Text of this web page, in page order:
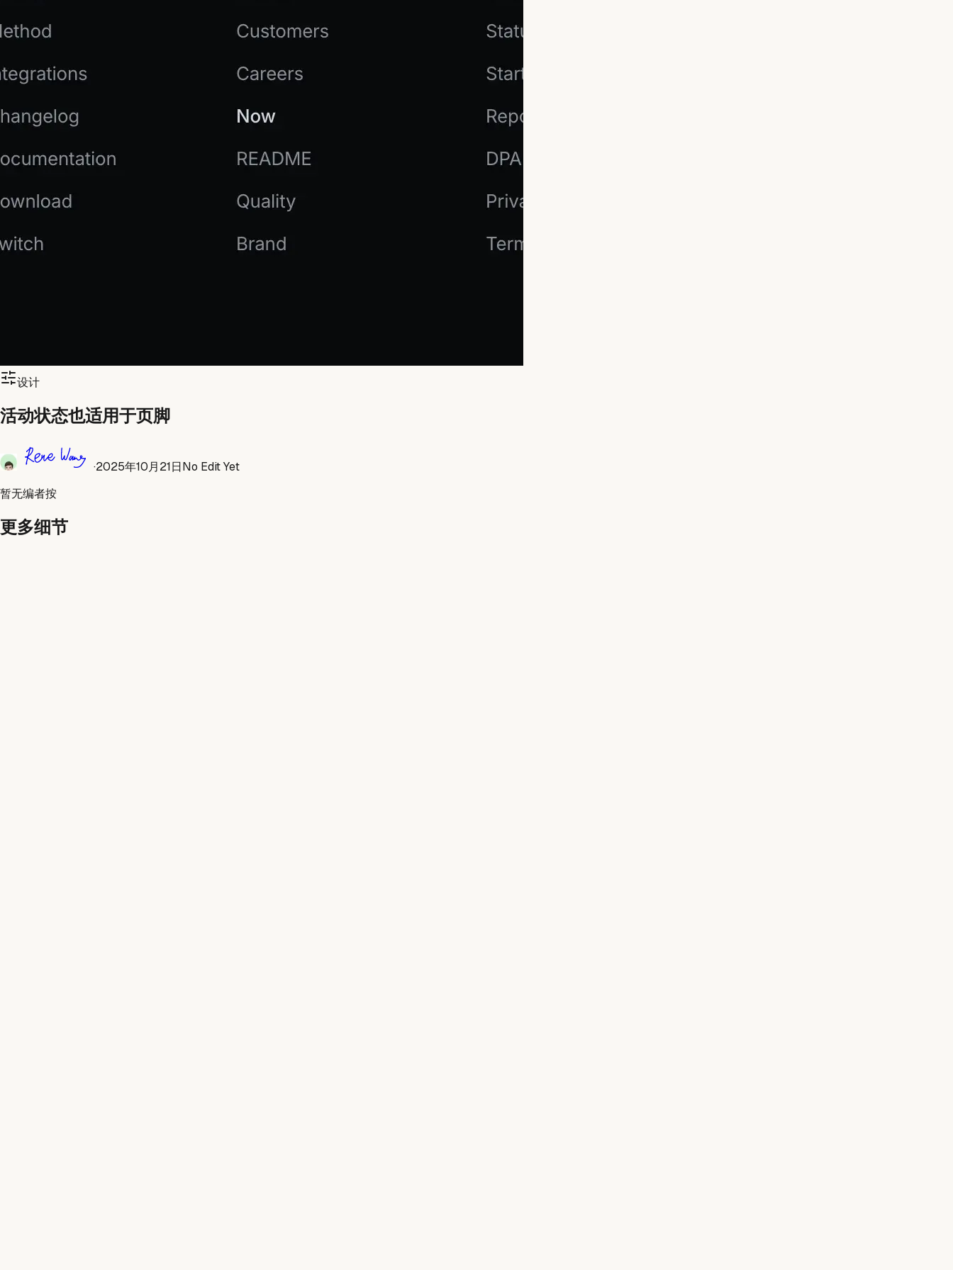
设计
活动状态也适用于页脚
·2025年10月21日No Edit Yet
暂无编者按
更多细节